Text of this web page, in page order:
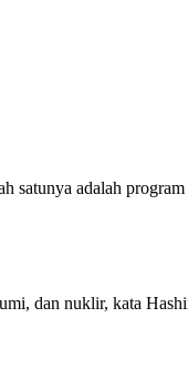
adalah
dan nuklir, kata